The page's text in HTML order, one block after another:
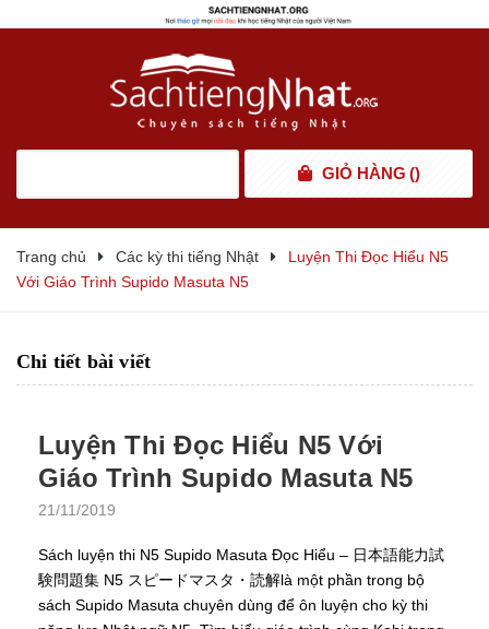
GIỎ HÀNG ()
Trang chủ Các kỳ thi tiếng Nhật
Luyện Thi Đọc Hiểu N5
Với Giáo Trình Supido Masuta N5
Chi tiết bài viết
Luyện Thi Đọc Hiểu N5 Với
Giáo Trình Supido Masuta N5
21/11/2019
Sách luyện thi N5 Supido Masuta Đọc Hiểu – 日本語能力試
験問題集 N5 スピードマスタ・読解là một phần trong bộ
sách Supido Masuta chuyên dùng để ôn luyện cho kỳ thi